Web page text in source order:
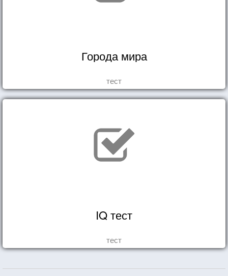
Города мира
тест
IQ тест
тест